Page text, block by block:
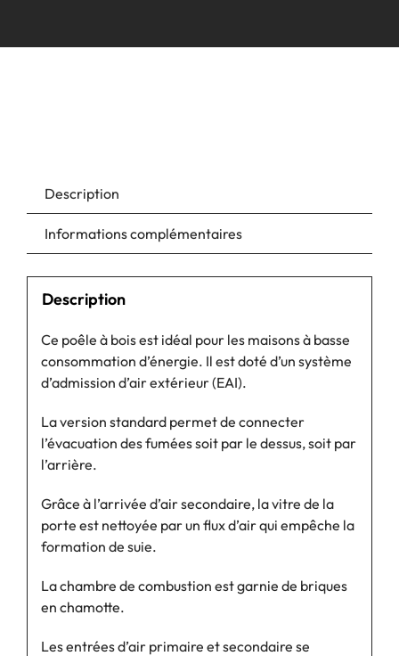
Description
Informations complémentaires
Description
Ce poêle à bois est idéal pour les maisons à basse
consommation d’énergie. Il est doté d’un système
d’admission d’air extérieur (EAI).
La version standard permet de connecter
l’évacuation des fumées soit par le dessus, soit par
l’arrière.
Grâce à l’arrivée d’air secondaire, la vitre de la
porte est nettoyée par un flux d’air qui empêche la
formation de suie.
La chambre de combustion est garnie de briques
en chamotte.
Les entrées d’air primaire et secondaire se